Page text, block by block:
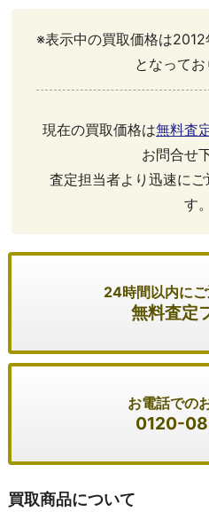
※表示中の買取価格は
となってお
現在の買取価格は無料査
お問合せ
査定担当者より迅速に
す。
24時間以内に
無料査定
お電話での
0120-
買取商品について